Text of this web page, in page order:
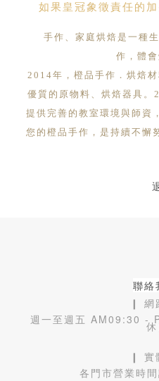
如果皇冠象徵責任的
手作、家庭烘焙是一種生
作，體
2014年，橙品手作．烘焙
優質的原物料、烘焙器具
提供完善的教室環境與師資
您的橙品手作，是持續不懈
聯絡
❙ 網
週一至週五 AM09:30 -
❙ 實
各門市營業時間